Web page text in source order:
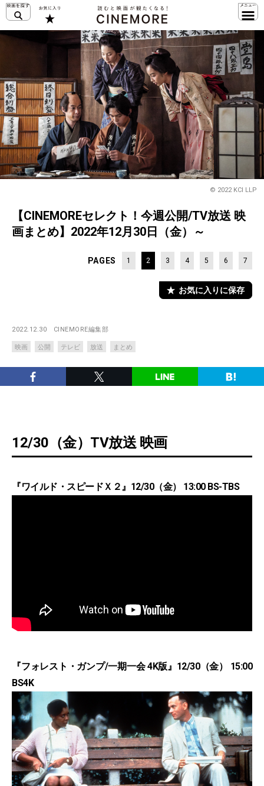
© 2022 KCI LLP
【CINEMOREセレクト！今週公開/TV放送 映
画まとめ】2022年12月30日（金）～
PAGES 1 2 3 4 5 6 7
お気に入りに保存
2022.12.30 CINEMORE編集部
映画 公開 テレビ 放送 まとめ
12/30（金）TV放送 映画
『ワイルド・スピードＸ２』12/30（金） 13:00 BS-TBS
『フォレスト・ガンプ/一期一会 4K版』12/30（金） 15:00
BS4K